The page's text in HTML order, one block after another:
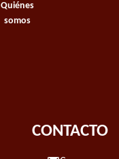
Quiénes
somos
CONTACTO